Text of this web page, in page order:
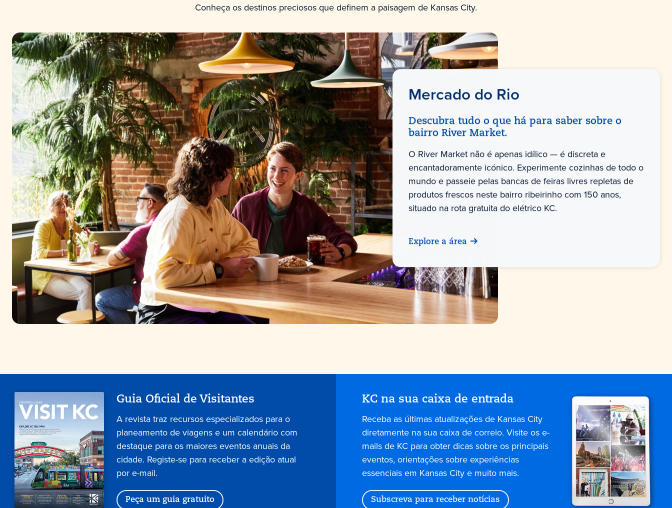
Conheça os destinos preciosos que definem a paisagem de Kansas City.
Mercado do Rio
Descubra tudo o que há para saber sobre o
bairro River Market.
O River Market não é apenas idílico — é discreta e
encantadoramente icónico. Experimente cozinhas de todo o
mundo e passeie pelas bancas de feiras livres repletas de
produtos frescos neste bairro ribeirinho com 150 anos,
situado na rota gratuita do elétrico KC.
Explore a área
Guia Oficial de Visitantes
A revista traz recursos especializados para o
planeamento de viagens e um calendário com
destaque para os maiores eventos anuais da
cidade. Registe-se para receber a edição atual
por e-mail.
Peça um guia gratuito
KC na sua caixa de entrada
Receba as últimas atualizações de Kansas City
diretamente na sua caixa de correio. Visite os e-
mails de KC para obter dicas sobre os principais
eventos, orientações sobre experiências
essenciais em Kansas City e muito mais.
Subscreva para receber notícias